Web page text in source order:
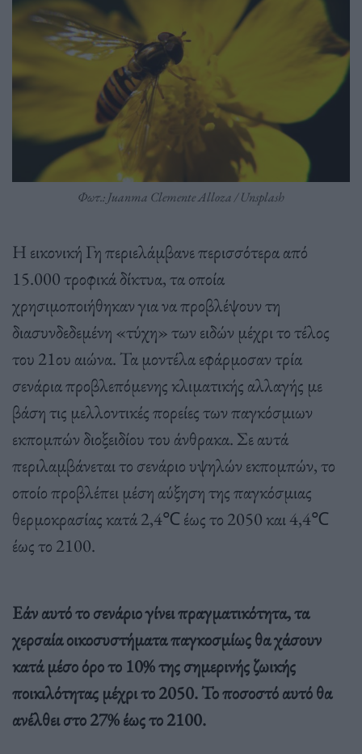
Φωτ.: Juanma Clemente Alloza / Unsplash
Η εικονική Γη περιελάμβανε περισσότερα από
15.000 τροφικά δίκτυα, τα οποία
χρησιμοποιήθηκαν για να προβλέψουν τη
διασυνδεδεμένη «τύχη» των ειδών μέχρι το τέλος
του 21ου αιώνα. Τα μοντέλα εφάρμοσαν τρία
σενάρια προβλεπόμενης κλιματικής αλλαγής με
βάση τις μελλοντικές πορείες των παγκόσμιων
εκπομπών διοξειδίου του άνθρακα. Σε αυτά
περιλαμβάνεται το σενάριο υψηλών εκπομπών, το
οποίο προβλέπει μέση αύξηση της παγκόσμιας
θερμοκρασίας κατά 2,4℃ έως το 2050 και 4,4℃
έως το 2100.
Εάν αυτό το σενάριο γίνει πραγματικότητα, τα
χερσαία οικοσυστήματα παγκοσμίως θα χάσουν
κατά μέσο όρο το 10% της σημερινής ζωικής
ποικιλότητας μέχρι το 2050. Το ποσοστό αυτό θα
ανέλθει στο 27% έως το 2100.